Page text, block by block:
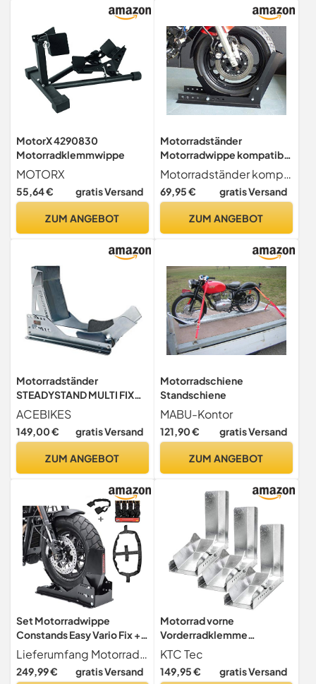
MotorX 4290830
Motorradklemmwippe
MOTORX
55,64 € gratis Versand
ZUM ANGEBOT
Motorradständer
Motorradwippe kompatibel
mit TRIUMPH Tiger 1050
2007-2013 115NG
Motorradständer kompatibel mit TRIUMPH Tiger 1050 2007-2013 115NG
69,95 € gratis Versand
ZUM ANGEBOT
Motorradständer
STEADYSTAND MULTI FIX
AC161
ACEBIKES
149,00 € gratis Versand
ZUM ANGEBOT
Motorradschiene
Standschiene
MABU-Kontor
121,90 € gratis Versand
ZUM ANGEBOT
Set Motorradwippe
Constands Easy Vario Fix +
Fixiergurte Set schwarz
SW15
Lieferumfang Motorradwippe Easy Vario Fix, Lenkerfixiergurt schwarz, Abspanngurt für Hinterrad, 4x Ratschengurt. Set SW15 bestehend aus ConStands Motorradwippe Easy Vario Fix und Fixiergurte Set in schwarz
249,99 € gratis Versand
Motorrad vorne
Vorderradklemme
Radwippe Motorradwippe
Motorradklemme
Radhalterung Wippe (3 Stk)
KTC Tec
149,95 € gratis Versand